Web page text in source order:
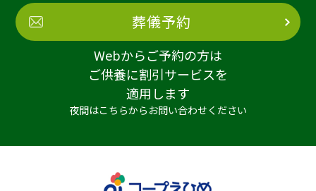
葬儀予約
Webからご予約の方は
ご供養に割引サービスを
適用します
夜間はこちらからお問い合わせください